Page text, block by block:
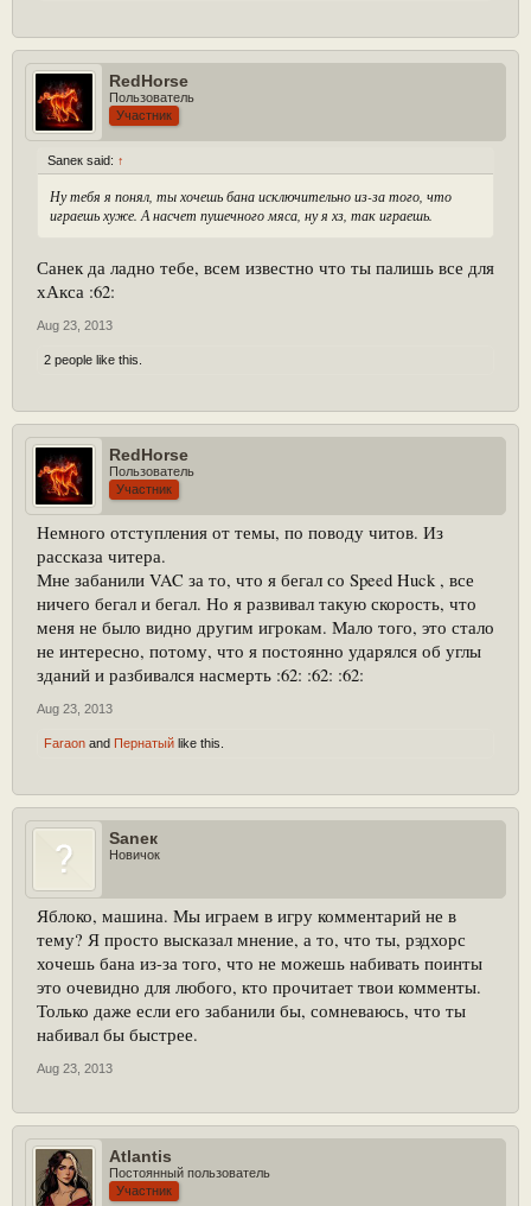
RedHorse
Пользователь
Участник
Saneк said: ↑
Ну тебя я понял, ты хочешь бана исключительно из-за того, что
играешь хуже. А насчет пушечного мяса, ну я хз, так играешь.
Санек да ладно тебе, всем известно что ты палишь все для
хАкса :62:
Aug 23, 2013
2 people like this.
RedHorse
Пользователь
Участник
Немного отступления от темы, по поводу читов. Из
рассказа читера.
Мне забанили VAC за то, что я бегал со Speed Huck , все
ничего бегал и бегал. Но я развивал такую скорость, что
меня не было видно другим игрокам. Мало того, это стало
не интересно, потому, что я постоянно ударялся об углы
зданий и разбивался насмерть :62: :62: :62:
Aug 23, 2013
Faraon and Пернатый like this.
Saneк
Новичок
Яблоко, машина. Мы играем в игру комментарий не в
тему? Я просто высказал мнение, а то, что ты, рэдхорс
хочешь бана из-за того, что не можешь набивать поинты
это очевидно для любого, кто прочитает твои комменты.
Только даже если его забанили бы, сомневаюсь, что ты
набивал бы быстрее.
Aug 23, 2013
Atlantis
Постоянный пользователь
Участник